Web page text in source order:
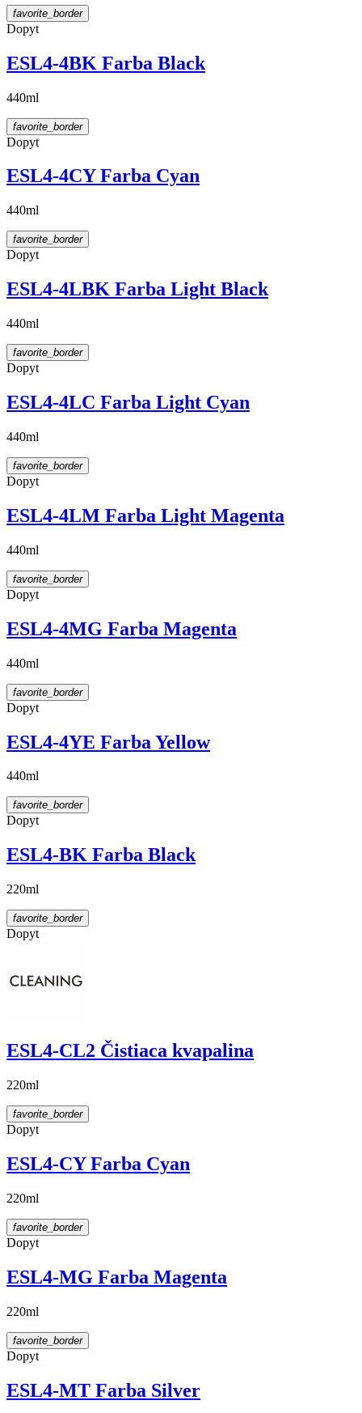
favorite_border
Dopyt
ESL4-4BK Farba Black
440ml
favorite_border
Dopyt
ESL4-4CY Farba Cyan
440ml
favorite_border
Dopyt
ESL4-4LBK Farba Light Black
440ml
favorite_border
Dopyt
ESL4-4LC Farba Light Cyan
440ml
favorite_border
Dopyt
ESL4-4LM Farba Light Magenta
440ml
favorite_border
Dopyt
ESL4-4MG Farba Magenta
440ml
favorite_border
Dopyt
ESL4-4YE Farba Yellow
440ml
favorite_border
Dopyt
ESL4-BK Farba Black
220ml
favorite_border
Dopyt
ESL4-CL2 Čistiaca kvapalina
220ml
favorite_border
Dopyt
ESL4-CY Farba Cyan
220ml
favorite_border
Dopyt
ESL4-MG Farba Magenta
220ml
favorite_border
Dopyt
ESL4-MT Farba Silver